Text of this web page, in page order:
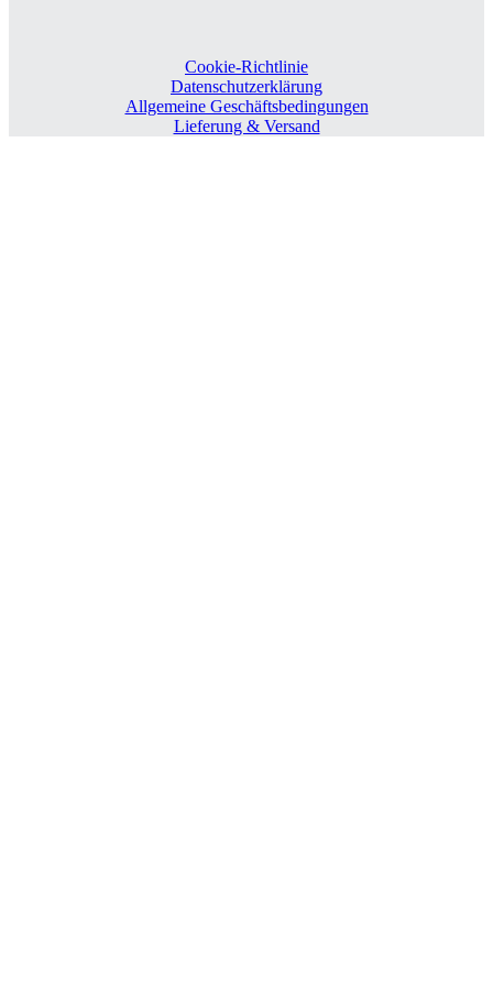
Cookie-Richtlinie
Datenschutzerklärung
Allgemeine Geschäftsbedingungen
Lieferung & Versand